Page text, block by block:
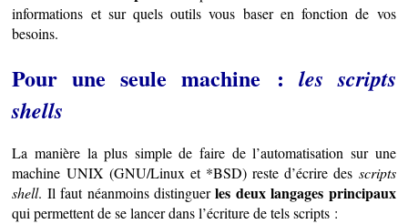
informations et sur quels outils vous baser en fonction de vos
besoins.
Pour une seule machine : les scripts
shells
La manière la plus simple de faire de l’automatisation sur une
machine UNIX (GNU/Linux et *BSD) reste d’écrire des scripts
shell. Il faut néanmoins distinguerles deux langages principaux
qui permettent de se lancer dans l’écriture de tels scripts :